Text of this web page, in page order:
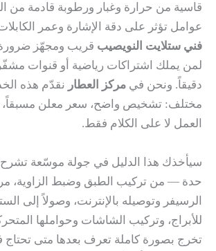
قاسية من حرارة وغبار ورطوبة قادمة من
عوامل تؤثر على دقة الإشارة وعمر
فني ستلايت النويصيب قريب ومجهّز ضرورة
لمن يملك اشتراكات رياضية أو قنوات
دقيقاً. ونحن في مركز العطار نقدّم هذه
مختلف: تشخيص واضح، سعر معلن
العمل لا على الكلام فقط.
سيأخذك هذا الدليل في جولة موسّعة
حدة — من تركيب الطبق وضبط الزاوية،
الرسيفر وتوصيله بالإنترنت، وصولاً إلى
للأبراج، وتركيب الشاشات وحواملها
تخرج بصورة كاملة تعرف بعدها متى تحتاج